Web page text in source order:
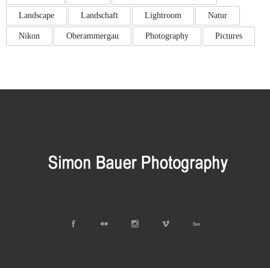
Landscape Landschaft Lightroom Natur
Nikon Oberammergau Photography Pictures